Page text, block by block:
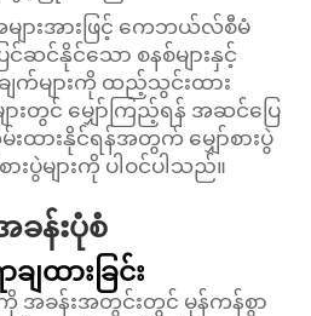
များအားဖြင့် ကေဘယ်လ်စီမံ
ြင်ဆင်နိုင်သော စနစ်များနှင့်
ျက်များကို ထည့်သွင်းထား
ားတွင် မျှော်ကြည့်ရန် အဆင်ပြေ
ထားနိုင်ရန်အတွက် မျှော်စားပွဲ
ားပွဲများကို ပါဝင်ပါသည်။
ခန်းပုံစံ
ျထားခြင်း
ကို အခန်းအတွင်းတွင် မှန်ကန်စွာ